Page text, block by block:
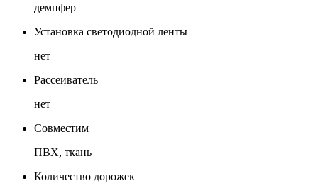
демпфер
Установка светодиодной ленты
нет
Рассеиватель
нет
Совместим
ПВХ, ткань
Количество дорожек